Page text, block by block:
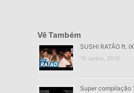
Vê Também
SUSHI RATÃO ft.
19 Junho, 2019
Super compilação